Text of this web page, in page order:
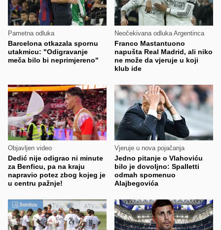
Pametna odluka
Barcelona otkazala spornu
utakmicu: "Odigravanje
meča bilo bi neprimjereno"
Neočekivana odluka Argentinca
Franco Mastantuono
napušta Real Madrid, ali niko
ne može da vjeruje u koji
klub ide
Objavljen video
Dedić nije odigrao ni minute
za Benficu, pa na kraju
napravio potez zbog kojeg je
u centru pažnje!
Vjeruje u nova pojačanja
Jedno pitanje o Vlahoviću
bilo je dovoljno: Spalletti
odmah spomenuo
Alajbegovića